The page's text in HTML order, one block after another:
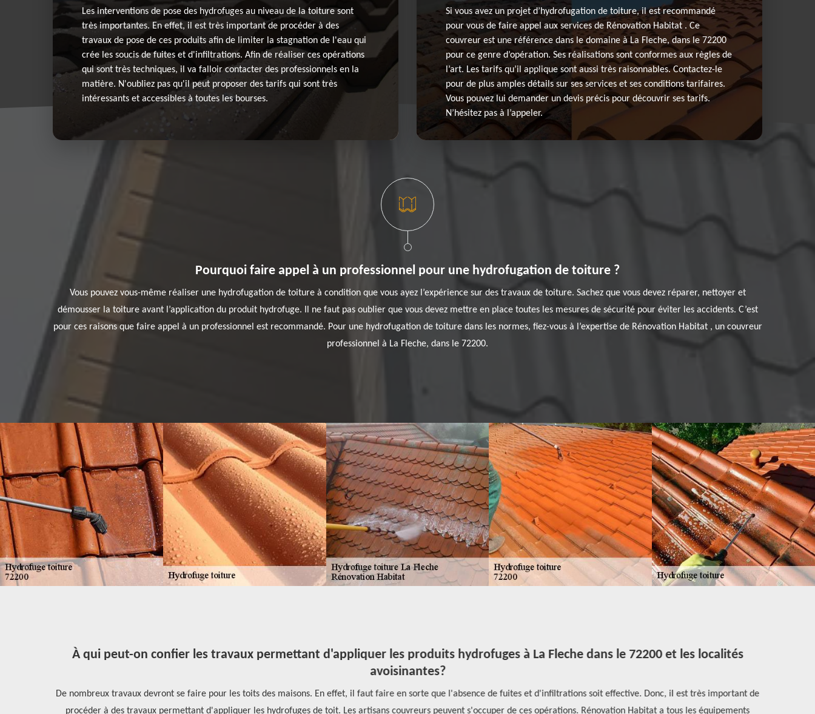
Les interventions de pose des hydrofuges au niveau de la toiture sont
très importantes. En effet, il est très important de procéder à des
travaux de pose de ces produits afin de limiter la stagnation de l'eau qui
crée les soucis de fuites et d'infiltrations. Afin de réaliser ces opérations
qui sont très techniques, il va falloir contacter des professionnels en la
matière. N'oubliez pas qu'il peut proposer des tarifs qui sont très
intéressants et accessibles à toutes les bourses.
Si vous avez un projet d’hydrofugation de toiture, il est recommandé
pour vous de faire appel aux services de Rénovation Habitat . Ce
couvreur est une référence dans le domaine à La Fleche, dans le 72200
pour ce genre d’opération. Ses réalisations sont conformes aux règles de
l’art. Les tarifs qu’il applique sont aussi très raisonnables. Contactez-le
pour de plus amples détails sur ses services et ses conditions tarifaires.
Vous pouvez lui demander un devis précis pour découvrir ses tarifs.
N’hésitez pas à l’appeler.
Pourquoi faire appel à un professionnel pour une hydrofugation de toiture ?
Vous pouvez vous-même réaliser une hydrofugation de toiture à condition que vous ayez l’expérience sur des travaux de toiture. Sachez que vous devez réparer, nettoyer et
démousser la toiture avant l’application du produit hydrofuge. Il ne faut pas oublier que vous devez mettre en place toutes les mesures de sécurité pour éviter les accidents. C’est
pour ces raisons que faire appel à un professionnel est recommandé. Pour une hydrofugation de toiture dans les normes, fiez-vous à l’expertise de Rénovation Habitat , un couvreur
professionnel à La Fleche, dans le 72200.
À qui peut-on confier les travaux permettant d'appliquer les produits hydrofuges à La Fleche dans le 72200 et les localités
avoisinantes?
De nombreux travaux devront se faire pour les toits des maisons. En effet, il faut faire en sorte que l'absence de fuites et d'infiltrations soit effective. Donc, il est très important de
procéder à des travaux permettant d'appliquer les hydrofuges de toit. Les artisans couvreurs peuvent s'occuper de ces opérations. Rénovation Habitat a tous les équipements